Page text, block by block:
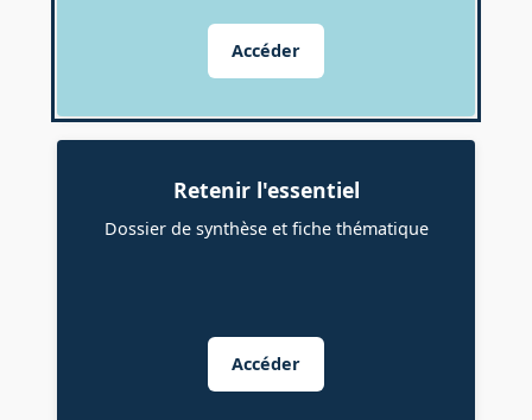
Accéder
Retenir l'essentiel
Dossier de synthèse et fiche thématique
Accéder